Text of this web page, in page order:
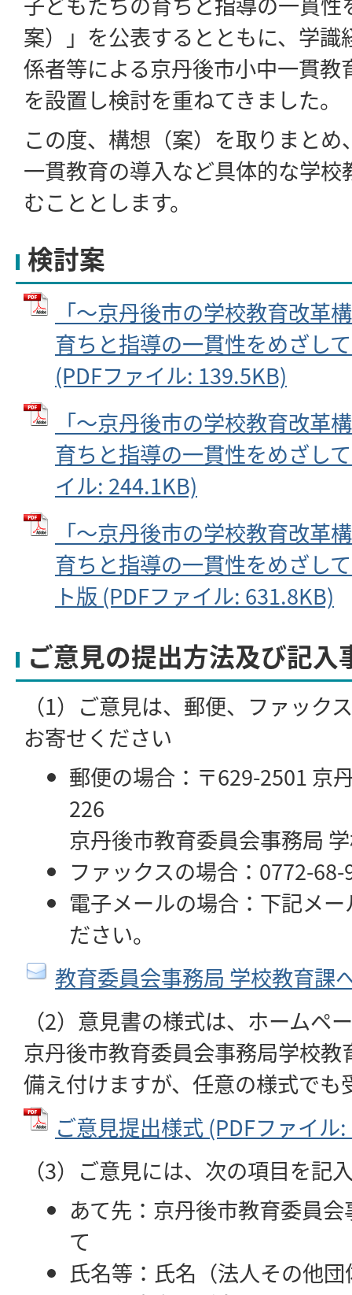
案）」を公表するとともに、学識
係者等による京丹後市小中一貫教
を設置し検討を重ねてきました。
この度、構想（案）を取りまと
一貫教育の導入など具体的な学
むこととします。
検討案
「～京丹後市の学校教育改革
育ちと指導の一貫性をめざし
(PDFファイル: 139.5KB)
「～京丹後市の学校教育改革
育ちと指導の一貫性をめざし
イル: 244.1KB)
「～京丹後市の学校教育改革
育ちと指導の一貫性をめざし
ト版 (PDFファイル: 631.8KB)
ご意見の提出方法及び記入
（1）ご意見は、郵便、ファック
お寄せください
郵便の場合：〒629-2501 京
226
京丹後市教育委員会事務局
ファックスの場合：0772-68-
電子メールの場合：下記メ
ださい。
教育委員会事務局 学校教育課
（2）意見書の様式は、ホームペ
京丹後市教育委員会事務局学校
備え付けますが、任意の様式でも
ご意見提出様式 (PDFファイル
（3）ご意見には、次の項目を記
あて先：京丹後市教育委員
て
氏名等：氏名（法人その他